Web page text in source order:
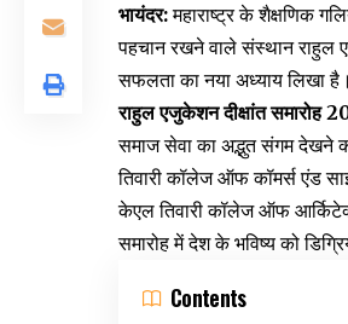
भायंदर:महाराष्ट्र के शैक्षणिक
पहचान रखने वाले संस्थान राहुल
सफलता का नया अध्याय लिखा
राहुल एजुकेशन दीक्षांत समारोह
समाज सेवा का अद्भुत संगम देखने
तिवारी कॉलेज ऑफ कॉमर्स एंड
केएल तिवारी कॉलेज ऑफ
समारोह में देश के भविष्य को
Contents